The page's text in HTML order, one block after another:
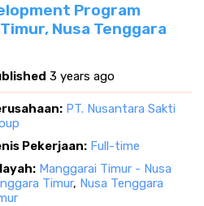
Program
Nusa Tenggara
3 years ago
PT. Nusantara Sakti
Pekerjaan: Full-time
Manggarai Timur - Nusa
Timur, Nusa Tenggara